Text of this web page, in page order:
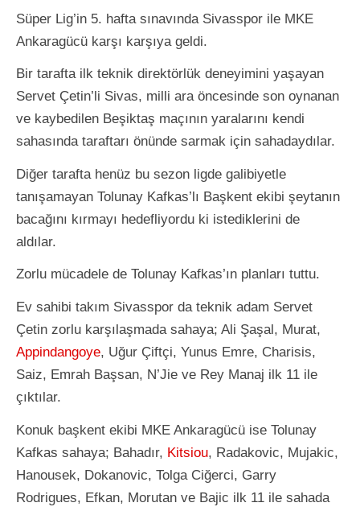
Süper Lig’in 5. hafta sınavında Sivasspor ile MKE
Ankaragücü karşı karşıya geldi.
Bir tarafta ilk teknik direktörlük deneyimini yaşayan
Servet Çetin’li Sivas, milli ara öncesinde son oynanan
ve kaybedilen Beşiktaş maçının yaralarını kendi
sahasında taraftarı önünde sarmak için sahadaydılar.
Diğer tarafta henüz bu sezon ligde galibiyetle
tanışamayan Tolunay Kafkas’lı Başkent ekibi şeytanın
bacağını kırmayı hedefliyordu ki istediklerini de
aldılar.
Zorlu mücadele de Tolunay Kafkas’ın planları tuttu.
Ev sahibi takım Sivasspor da teknik adam Servet
Çetin zorlu karşılaşmada sahaya; Ali Şaşal, Murat,
Appindangoye, Uğur Çiftçi, Yunus Emre, Charisis,
Saiz, Emrah Başsan, N’Jie ve Rey Manaj ilk 11 ile
çıktılar.
Konuk başkent ekibi MKE Ankaragücü ise Tolunay
Kafkas sahaya; Bahadır, Kitsiou, Radakovic, Mujakic,
Hanousek, Dokanovic, Tolga Ciğerci, Garry
Rodrigues, Efkan, Morutan ve Bajic ilk 11 ile sahada